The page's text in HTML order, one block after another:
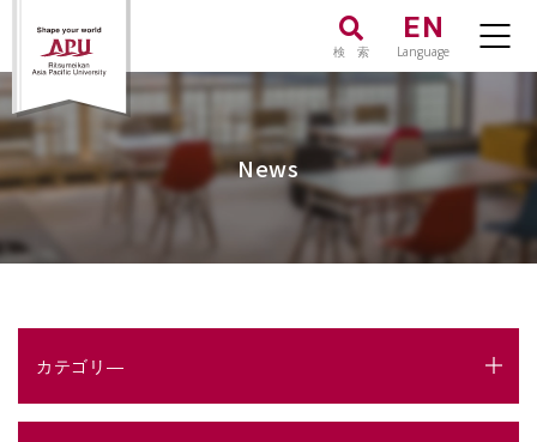
検 索
EN
Language
News
カテゴリ―